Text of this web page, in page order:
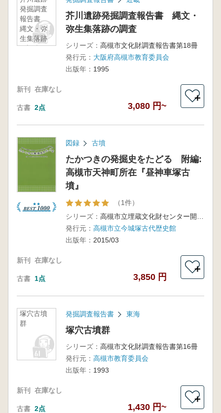
発掘調査
報告書
縄文・弥
生集落跡
の調査
芥川遺跡発掘調査報告書 縄文・
弥生集落跡の調査
シリーズ： 高槻市文化財調査報告書第18冊
発行元： 大阪府高槻市教育委員会
出版年： 1995
新刊 在庫なし
古書 2点 3,080 円~
＋
図録 古墳
たかつきの発掘史をたどる 附編:
高槻市天神町所在『昼神車塚古
墳』
（1件）
シリーズ：
発行元： 高槻市立今城塚古代歴史館
出版年： 2015/03
新刊 在庫なし
古書 1点 3,850 円
＋
塚穴古墳
群
発掘調査報告書 東海
塚穴古墳群
シリーズ： 高槻市文化財調査報告書第16冊
発行元： 高槻市教育委員会
出版年： 1993
新刊 在庫なし
古書 2点 1,430 円~
＋